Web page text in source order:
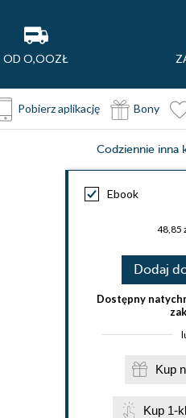
OD O,OOZŁ
Pobierz aplikację Bony
Codziennie inna
Ebook
48,85
Dodaj
Dostępny
Kup 1-